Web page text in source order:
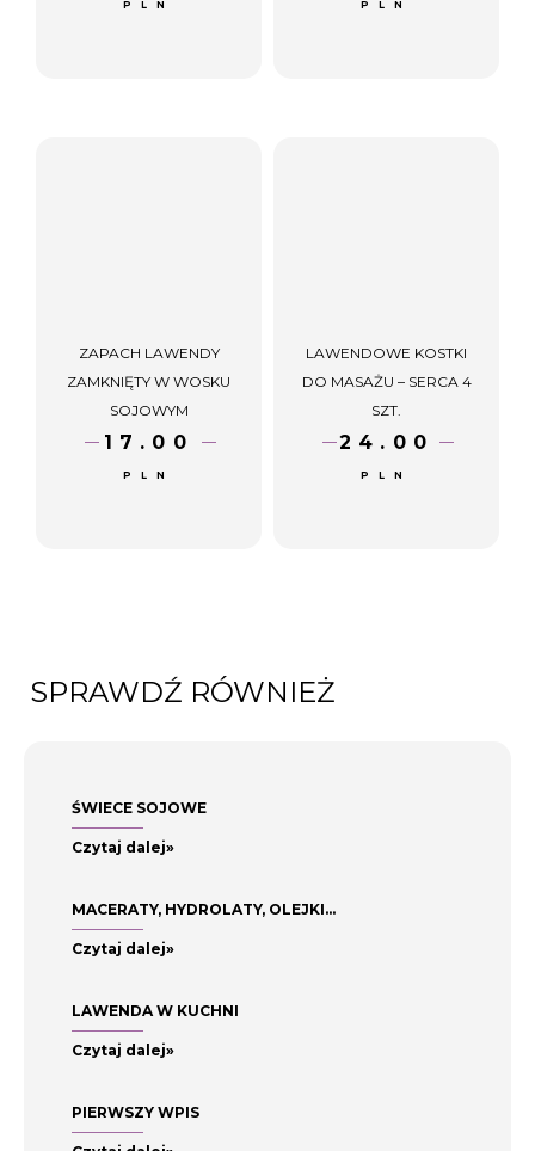
PLN PLN
ZAPACH LAWENDY
ZAMKNIĘTY W WOSKU
SOJOWYM
17.00
PLN
CAR
LAWENDOWE KOSTKI
DO MASAŻU – SERCA 4
SZT.
24.00
PLN
SPRAWDŹ RÓWNIEŻ
ŚWIECE SOJOWE
Czytaj dalej»
MACERATY, HYDROLATY, OLEJKI…
Czytaj dalej»
LAWENDA W KUCHNI
Czytaj dalej»
PIERWSZY WPIS